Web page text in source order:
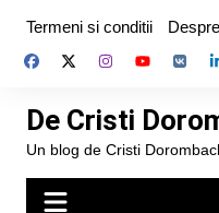
content
Termeni si conditii
De Cristi
Un blog de Cristi